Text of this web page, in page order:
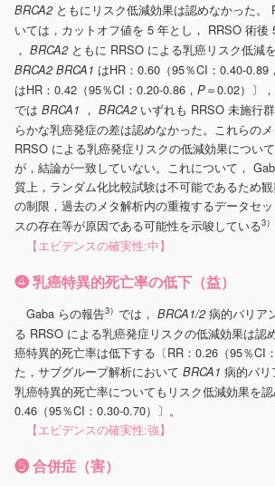
BRCA2 ともにリスク低減効果は認めなかった。
いては，カットオフ値を 5 年とし， RRSO 術後
， BRCA2 ともに RRSO による乳癌リスク低減
BRCA2BRCA1 はHR：0.60（95％CI：0.40-0.89，
はHR：0.42（95％CI：0.20-0.86， P＝0.02）〕
では BRCA1 ， BRCA2 いずれも RRSO 未施行
らかな乳癌発症の差は認めなかった。これらの
RRSO による乳癌発症リスクの低減効果につい
が，結論が一致していない。これについて，
質上，ランダム化比較試験は不可能であるため
の制限，過去のメタ解析内の重複するデータセ
スの存在等が原因である可能性を示唆している3）
【エビデンスの確実性:中】
❹ 乳癌特異的死亡率の低下（益）
Gaba らの報告3） では， BRCA1/2病的バリア
る RRSO による乳癌発症リスクの低減効果は認
癌特異的死亡率は低下する〔RR：0.26（95％CI
た，サブグループ解析において BRCA1 病的バリ
乳癌特異的死亡率についてもリスク低減効果を認
0.46（95％CI：0.30-0.70）〕。
【エビデンスの確実性:強】
❺ 合併症（害）